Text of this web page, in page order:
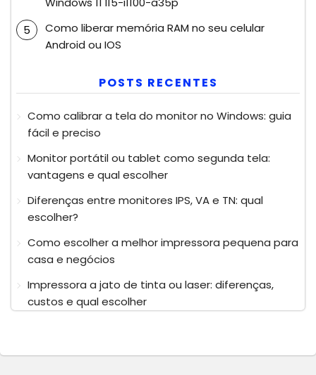
Como liberar memória RAM no seu celular
Android ou IOS
POSTS RECENTES
Como calibrar a tela do monitor no Windows: guia
fácil e preciso
Monitor portátil ou tablet como segunda tela:
vantagens e qual escolher
Diferenças entre monitores IPS, VA e TN: qual
escolher?
Como escolher a melhor impressora pequena para
casa e negócios
Impressora a jato de tinta ou laser: diferenças,
custos e qual escolher